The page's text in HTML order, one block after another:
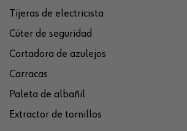
Tijeras de electricista
Cúter de seguridad
Cortadora de azulejos
Carracas
Paleta de albañil
Extractor de tornillos